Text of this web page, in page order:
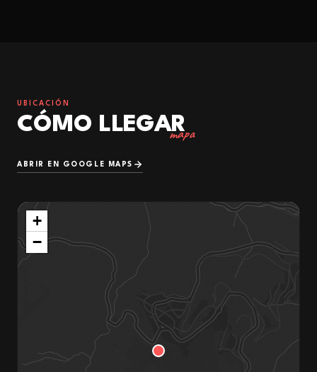
UBICACIÓN
CÓMO LLEGAR
mapa
ABRIR EN GOOGLE MAPS
+
−